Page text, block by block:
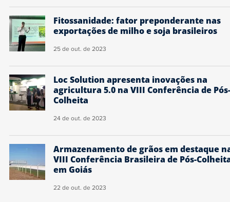
Fitossanidade: fator preponderante nas
exportações de milho e soja brasileiros
25 de out. de 2023
Loc Solution apresenta inovações na
agricultura 5.0 na VIII Conferência de Pós-
Colheita
24 de out. de 2023
Armazenamento de grãos em destaque
VIII Conferência Brasileira de Pós-
em Goiás
22 de out. de 2023